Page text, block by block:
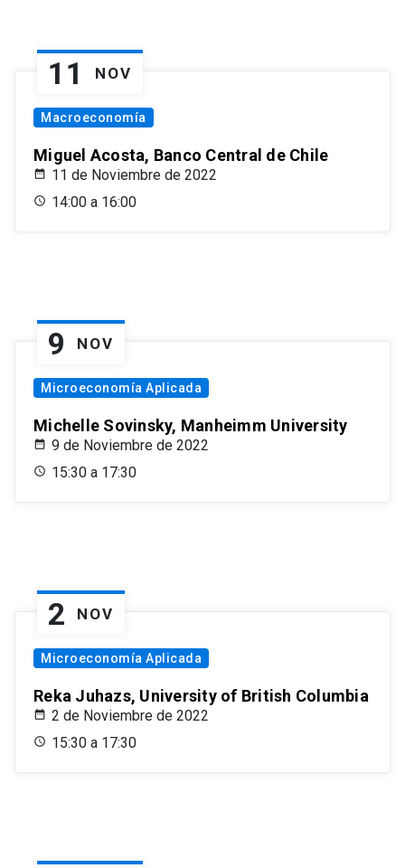
11 NOV
Macroeconomía
Miguel Acosta, Banco Central de Chile
11 de Noviembre de 2022
14:00 a 16:00
9 NOV
Microeconomía Aplicada
Michelle Sovinsky, Manheimm University
9 de Noviembre de 2022
15:30 a 17:30
2 NOV
Microeconomía Aplicada
Reka Juhazs, University of British Columbia
2 de Noviembre de 2022
15:30 a 17:30